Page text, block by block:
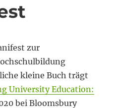
zur
kleine Buch trägt
University Education:
bei Bloomsbury